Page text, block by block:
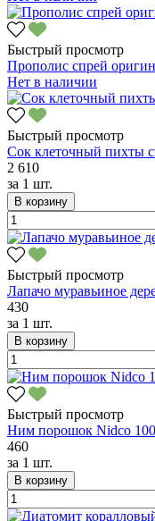
Быстрый просмотр
Прополис спрей
Нет в наличии
Быстрый просмотр
Сок клеточный пихты
2 610
за 1 шт.
В корзину
Быстрый просмотр
Лапачо муравьиное
430
за 1 шт.
В корзину
Быстрый просмотр
Ним порошок Nidco
460
за 1 шт.
В корзину